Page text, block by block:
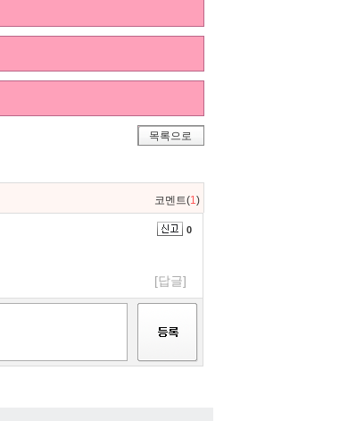
목록으로
코멘트(1)
0
[답글]